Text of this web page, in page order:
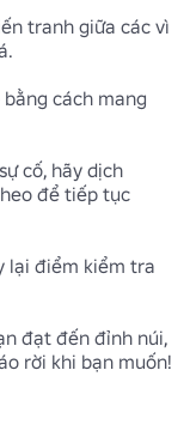
tranh giữa các vì
cách mang
cố, hãy dịch
để tiếp tục
lại điểm kiểm tra
đạt đến đỉnh núi,
rời khi bạn muốn!